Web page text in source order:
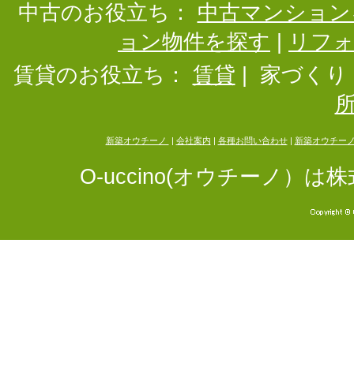
中古のお役立ち：
中古マンショ
ョン物件を探す
リフ
賃貸のお役立ち：
賃貸
家づくり
新築オウチーノ 会社案内 各種お問い合わせ| 新築オウチー
O-uccino(オウチーノ）は